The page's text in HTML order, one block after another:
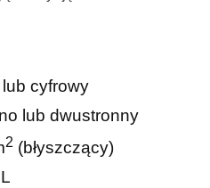
cyfrowy
lub dwustronny
2 (błyszczący)